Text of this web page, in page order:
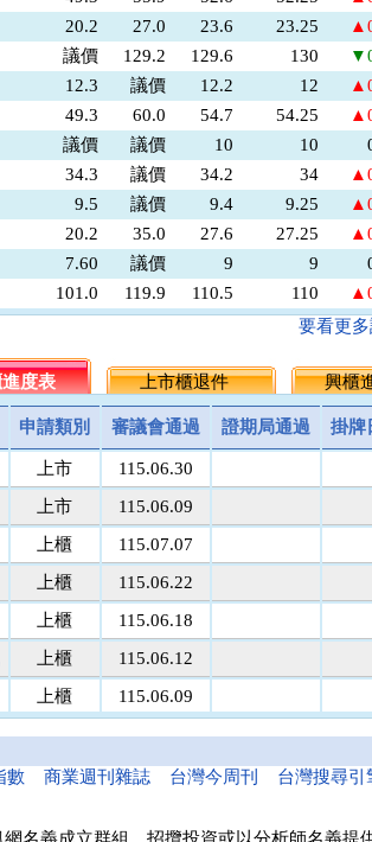
20.2 27.0 23.6 23.25
議價 129.2 129.6 130
12.3 議價 12.2 12
49.3 60.0 54.7 54.25
議價 議價 10 10
34.3 議價 34.2 34
9.5 議價 9.4 9.25
20.2 35.0 27.6 27.25
7.60 議價 9 9
101.0 119.9 110.5 110
5.5
131.1 171.8 151.5 149.5
議價 8.1 8.1 8
議價 議價 10 10
議價 議價
10.0 議價
議價 41.9 42.0 42
議價 13.7 13.6 13.5
議價 10.0
議價 16.2
議價 10.0
議價 364.5 364.8 365
70.00 議價 86 86
議價 249.5 249.8 250
議價 20.1 20.1 20
議價 50.0 50.0 50
要看更
度表 上市櫃退件 興櫃進
申請類別 審議會通過 證期局通過 掛牌
上市
115.06.30
上市
115.06.09
上櫃
115.07.07
上櫃
115.06.22
上櫃
115.06.18
上櫃
115.06.12
上櫃
115.06.09
上櫃
115.06.16
上櫃 115.05.21
數 商業週刊雜誌 台灣今周刊 台灣搜尋引